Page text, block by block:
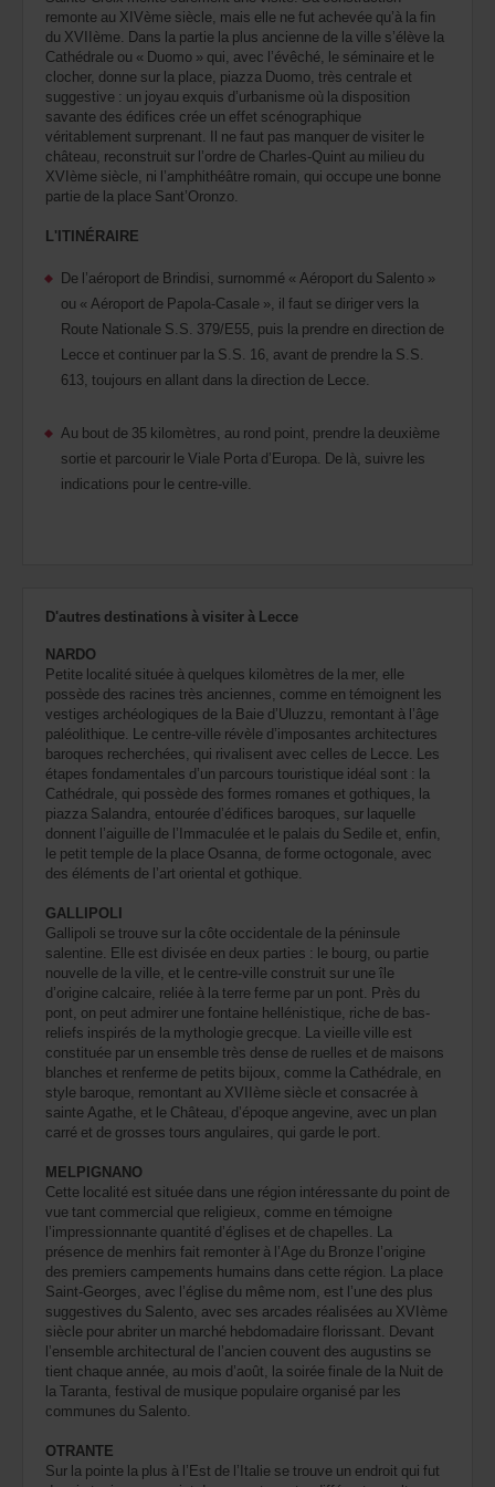
remonte au XIVème siècle, mais elle ne fut achevée qu’à la fin
du XVIIème. Dans la partie la plus ancienne de la ville s’élève la
Cathédrale ou « Duomo » qui, avec l’évêché, le séminaire et le
clocher, donne sur la place, piazza Duomo, très centrale et
suggestive : un joyau exquis d’urbanisme où la disposition
savante des édifices crée un effet scénographique
véritablement surprenant. Il ne faut pas manquer de visiter le
château, reconstruit sur l’ordre de Charles-Quint au milieu du
XVIème siècle, ni l’amphithéâtre romain, qui occupe une bonne
partie de la place Sant’Oronzo.
L'ITINÉRAIRE
De l’aéroport de Brindisi, surnommé « Aéroport du Salento »
ou « Aéroport de Papola-Casale », il faut se diriger vers la
Route Nationale S.S. 379/E55, puis la prendre en direction de
Lecce et continuer par la S.S. 16, avant de prendre la S.S.
613, toujours en allant dans la direction de Lecce.
Au bout de 35 kilomètres, au rond point, prendre la deuxième
sortie et parcourir le Viale Porta d’Europa. De là, suivre les
indications pour le centre-ville.
D'autres destinations à visiter à Lecce
NARDO
Petite localité située à quelques kilomètres de la mer, elle
possède des racines très anciennes, comme en témoignent les
vestiges archéologiques de la Baie d’Uluzzu, remontant à l’âge
paléolithique. Le centre-ville révèle d’imposantes architectures
baroques recherchées, qui rivalisent avec celles de Lecce. Les
étapes fondamentales d’un parcours touristique idéal sont : la
Cathédrale, qui possède des formes romanes et gothiques, la
piazza Salandra, entourée d’édifices baroques, sur laquelle
donnent l’aiguille de l’Immaculée et le palais du Sedile et, enfin,
le petit temple de la place Osanna, de forme octogonale, avec
des éléments de l’art oriental et gothique.
GALLIPOLI
Gallipoli se trouve sur la côte occidentale de la péninsule
salentine. Elle est divisée en deux parties : le bourg, ou partie
nouvelle de la ville, et le centre-ville construit sur une île
d’origine calcaire, reliée à la terre ferme par un pont. Près du
pont, on peut admirer une fontaine hellénistique, riche de bas-
reliefs inspirés de la mythologie grecque. La vieille ville est
constituée par un ensemble très dense de ruelles et de maisons
blanches et renferme de petits bijoux, comme la Cathédrale, en
style baroque, remontant au XVIIème siècle et consacrée à
sainte Agathe, et le Château, d’époque angevine, avec un plan
carré et de grosses tours angulaires, qui garde le port.
MELPIGNANO
Cette localité est située dans une région intéressante du point de
vue tant commercial que religieux, comme en témoigne
l’impressionnante quantité d’églises et de chapelles. La
présence de menhirs fait remonter à l’Age du Bronze l’origine
des premiers campements humains dans cette région. La place
Saint-Georges, avec l’église du même nom, est l’une des plus
suggestives du Salento, avec ses arcades réalisées au XVIème
siècle pour abriter un marché hebdomadaire florissant. Devant
l’ensemble architectural de l’ancien couvent des augustins se
tient chaque année, au mois d’août, la soirée finale de la Nuit de
la Taranta, festival de musique populaire organisé par les
communes du Salento.
OTRANTE
Sur la pointe la plus à l’Est de l’Italie se trouve un endroit qui fut